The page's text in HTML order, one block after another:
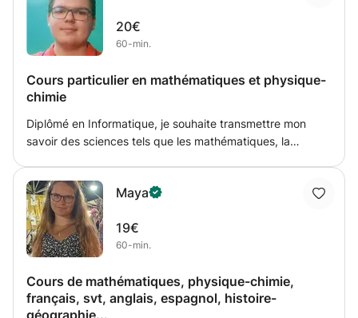
20€
60-min.
Cours particulier en mathématiques et physique-
chimie
Diplômé en Informatique, je souhaite transmettre mon
savoir des sciences tels que les mathématiques, la
donne particulièrement des cours à des collégiens et à
des élèves en 2nd.
Maya
19€
60-min.
Cours de mathématiques, physique-chimie,
français, svt, anglais, espagnol, histoire-
géographie...